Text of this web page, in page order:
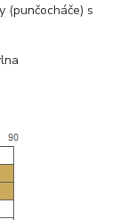
(punčocháče) s